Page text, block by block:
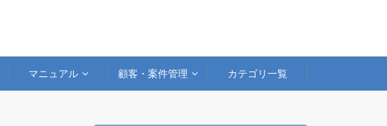
マニュアル 顧客・案件管理 カテゴリ一覧